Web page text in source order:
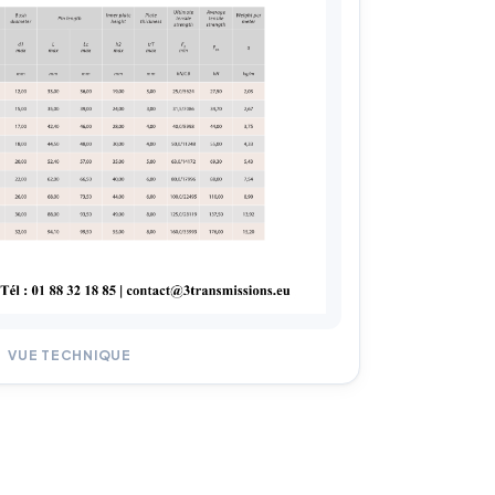
VUE TECHNIQUE